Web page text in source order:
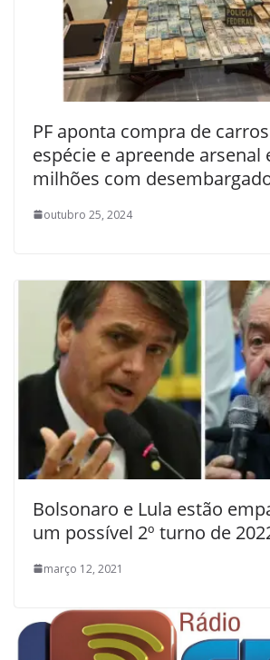
PF aponta compra de
espécie e apreende arsenal
milhões com
outubro 25, 2024
Bolsonaro e Lula estão
um possível 2º turno de
março 12, 2021